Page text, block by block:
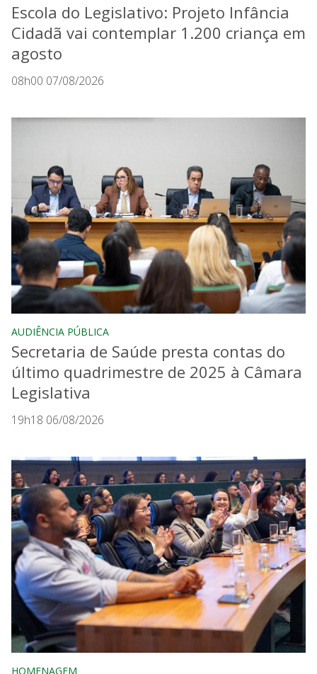
Escola do Legislativo: Projeto Infância
Cidadã vai contemplar 1.200 criança em
agosto
08h00 07/08/2026
AUDIÊNCIA PÚBLICA
Secretaria de Saúde presta contas do
último quadrimestre de 2025 à Câmara
Legislativa
19h18 06/08/2026
HOMENAGEM